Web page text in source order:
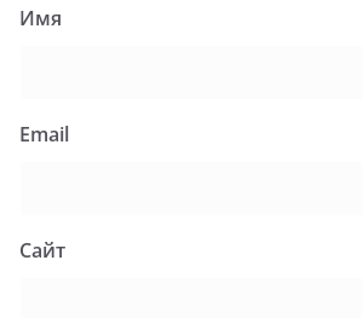
Имя
Email
Сайт